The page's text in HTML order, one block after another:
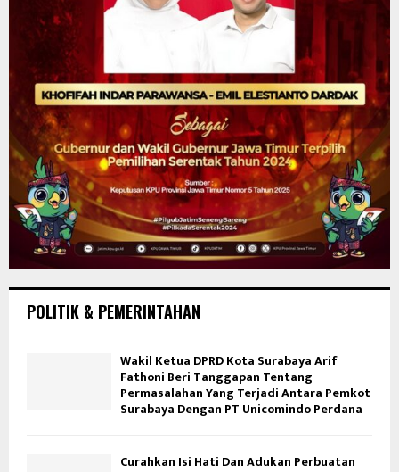
POLITIK & PEMERINTAHAN
Wakil Ketua DPRD Kota Surabaya Arif
Fathoni Beri Tanggapan Tentang
Permasalahan Yang Terjadi Antara Pemkot
Surabaya Dengan PT Unicomindo Perdana
Curahkan Isi Hati Dan Adukan Perbuatan